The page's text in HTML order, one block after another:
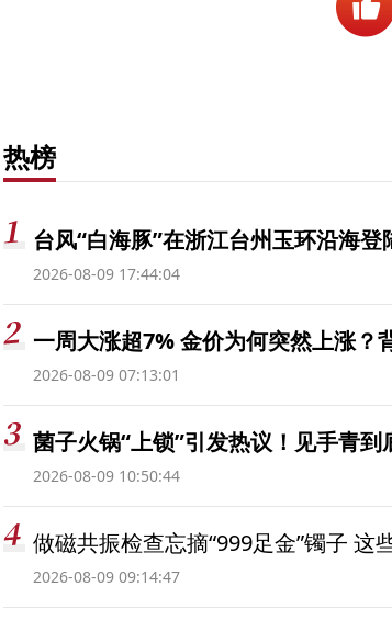
热榜
台风“白海豚”在浙江台州玉环沿海
2026-08-09 17:44:04
一周大涨超7% 金价为何突然上涨？
2026-08-09 07:13:01
菌子火锅“上锁”引发热议！见手青
2026-08-09 10:50:44
做磁共振检查忘摘“999足金”镯子 这
2026-08-09 09:14:47